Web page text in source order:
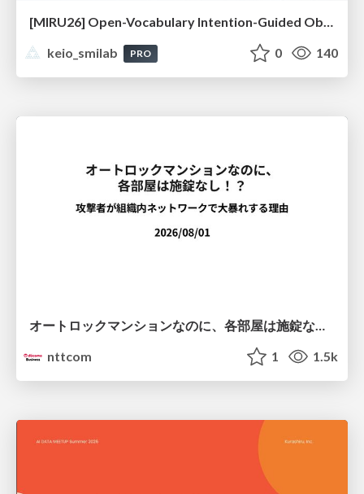
[MIRU26] Open-Vocabulary Intention-Guided Object Detection in Diverse Scenes
keio_smilab
PRO 0 140
nttcom
1 1.5k